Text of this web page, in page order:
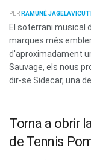
PER RAMUNÉ
El soterrani musical
marques més
d'aproximadament
Sauvage, els nous
dir-se Sidecar, una
Torna a obrir
de Tennis